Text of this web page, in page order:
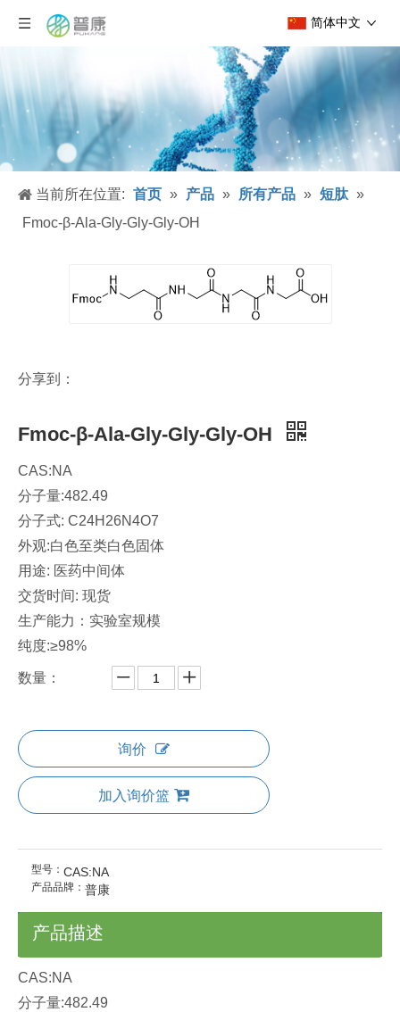
简体中文
当前所在位置: 首页 » 产品 » 所有产品 » 短肽 »
Fmoc-β-Ala-Gly-Gly-Gly-OH
分享到：
Fmoc-β-Ala-Gly-Gly-Gly-OH
CAS:NA
分子量:482.49
分子式: C24H26N4O7
外观:白色至类白色固体
用途: 医药中间体
交货时间: 现货
生产能力：实验室规模
纯度:≥98%
数量：
询价
加入询价篮
型号： CAS:NA
产品品牌： 普康
产品描述
CAS:NA
分子量:482.49